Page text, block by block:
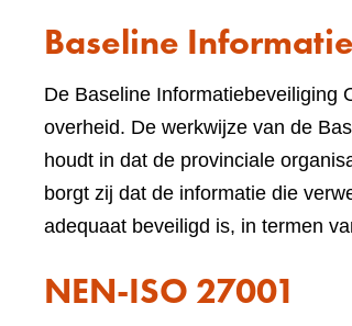
Baseline
De Baseline Informatiebeveiliging
overheid. De werkwijze van de
houdt in dat de provinciale
borgt zij dat de informatie die
adequaat beveiligd is, in termen
NEN-ISO 27001